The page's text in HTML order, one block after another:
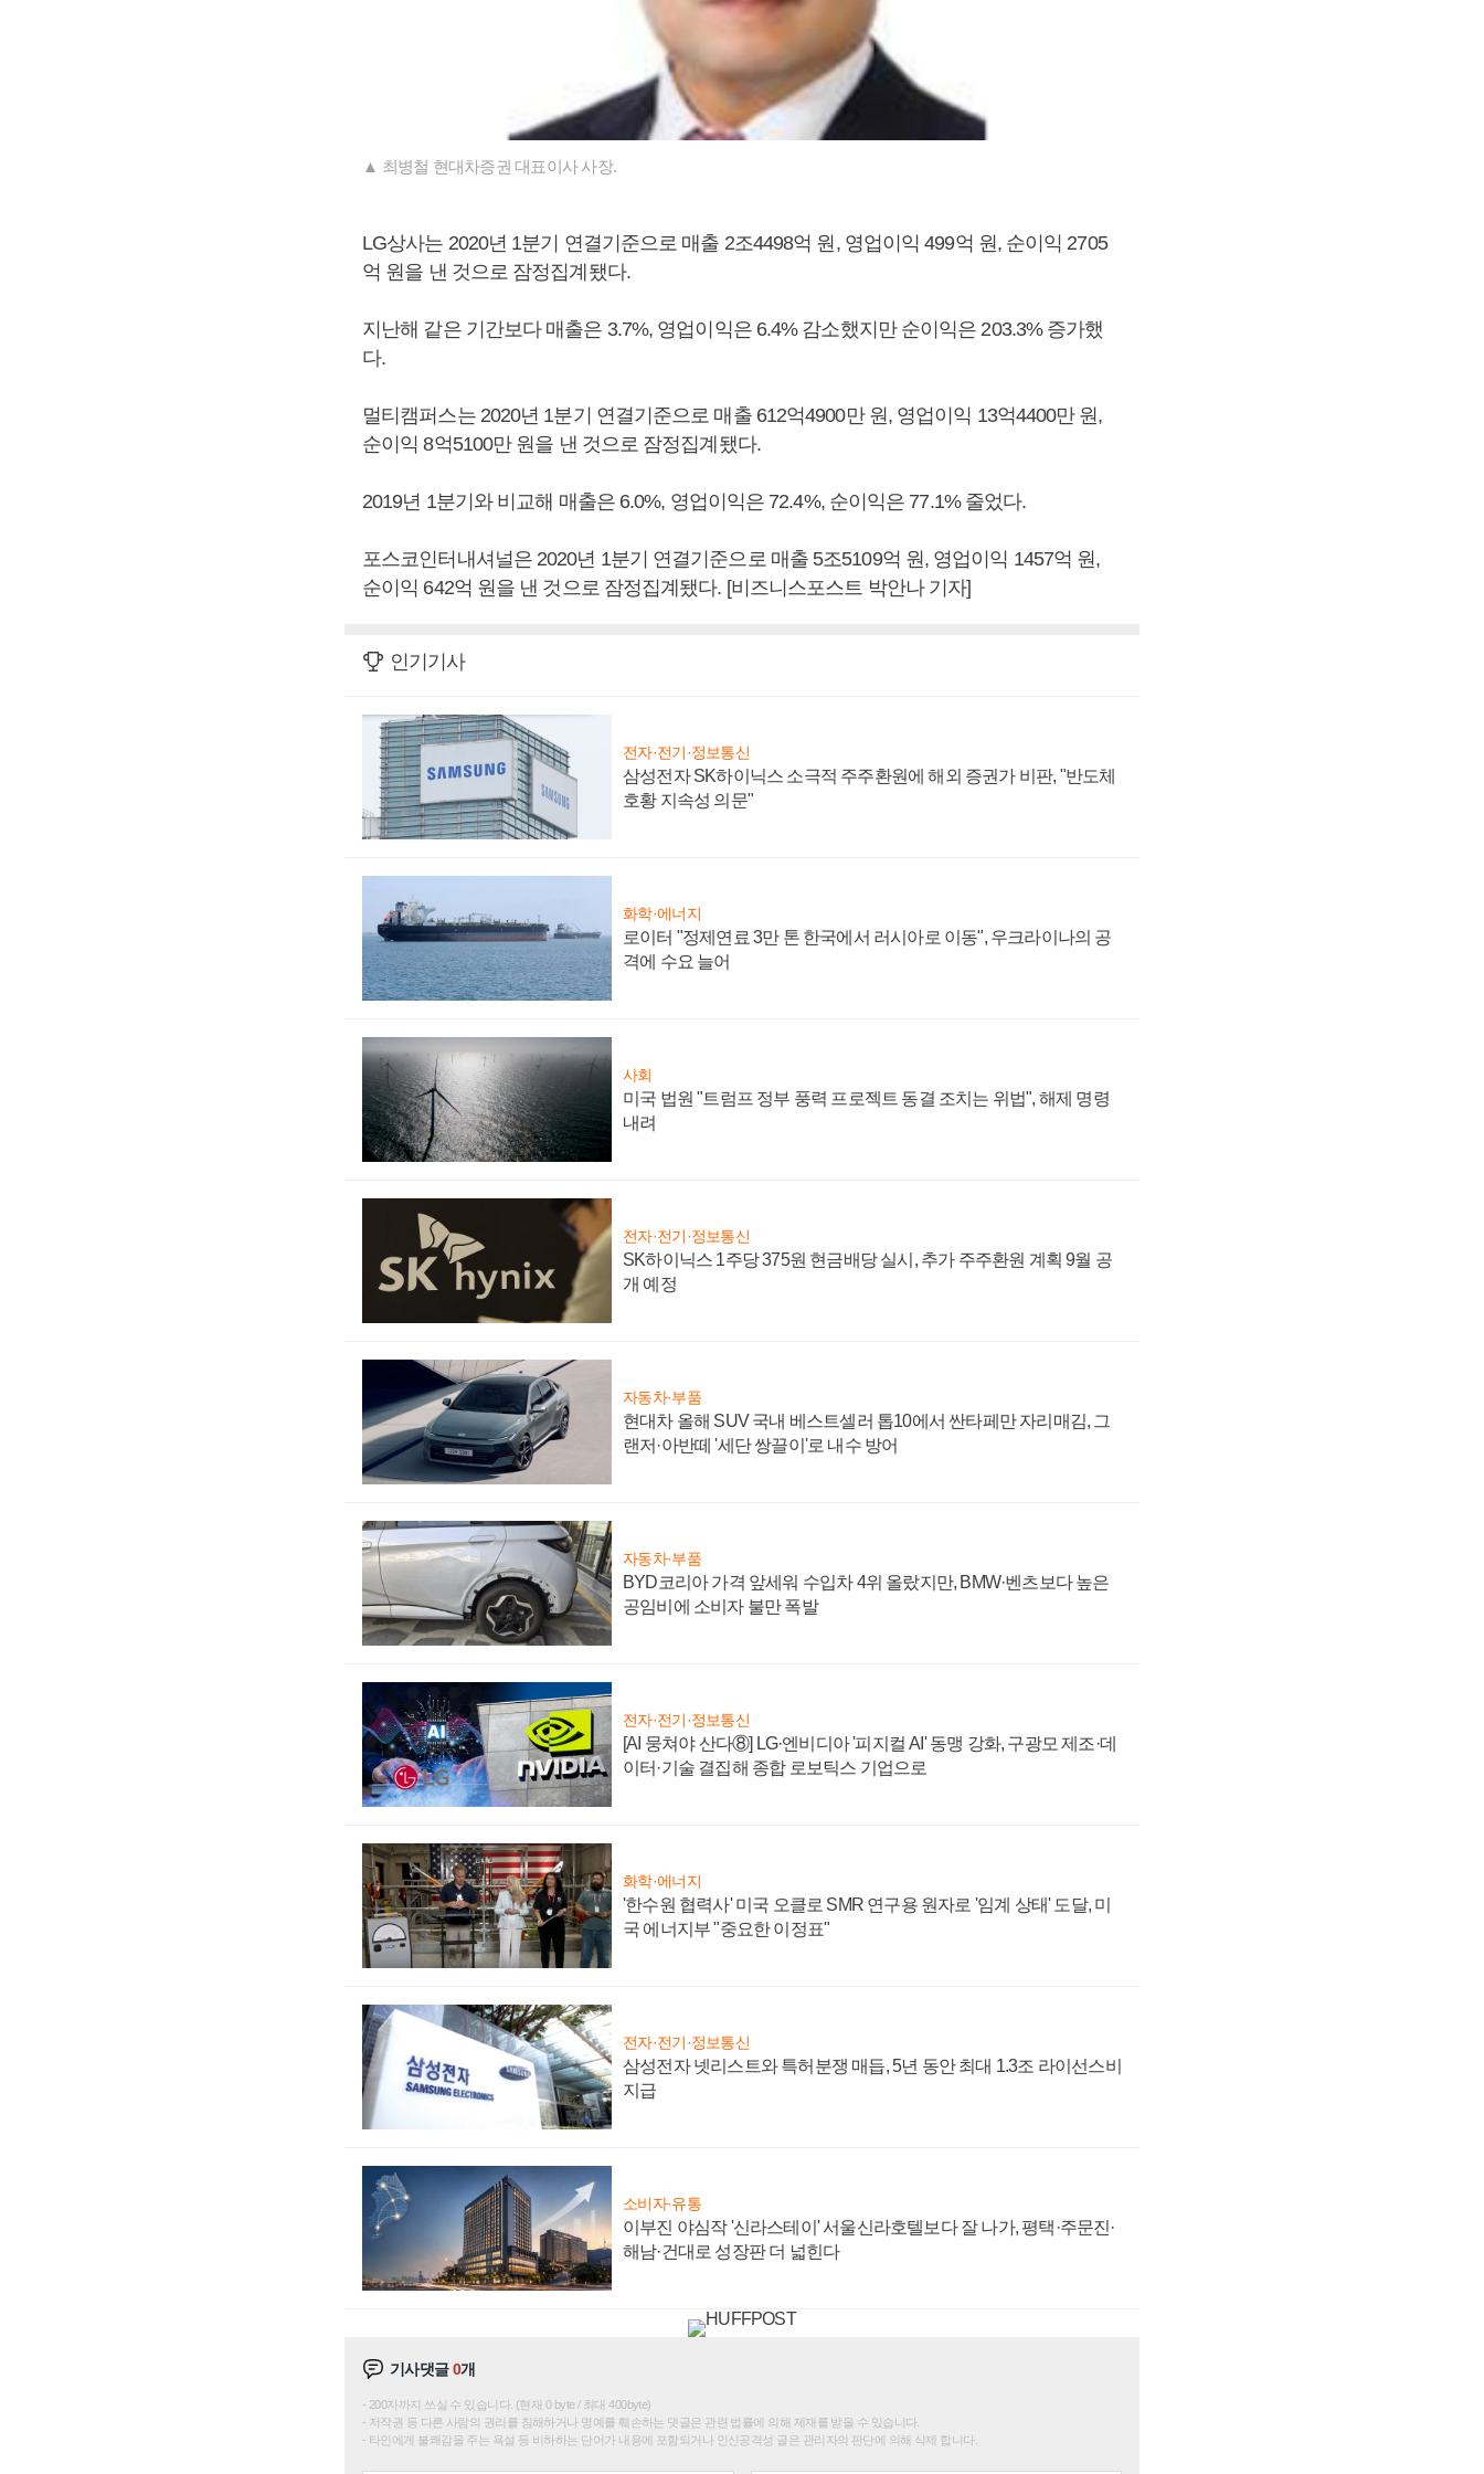
▲ 최병철 현대차증권 대표이사 사장.
LG상사는 2020년 1분기 연결기준으로 매출 2조4498억 원, 영업이익 499억 원, 순이익 2705
억 원을 낸 것으로 잠정집계됐다.
지난해 같은 기간보다 매출은 3.7%, 영업이익은 6.4% 감소했지만 순이익은 203.3% 증가했
다.
멀티캠퍼스는 2020년 1분기 연결기준으로 매출 612억4900만 원, 영업이익 13억4400만 원,
순이익 8억5100만 원을 낸 것으로 잠정집계됐다.
2019년 1분기와 비교해 매출은 6.0%, 영업이익은 72.4%, 순이익은 77.1% 줄었다.
포스코인터내셔널은 2020년 1분기 연결기준으로 매출 5조5109억 원, 영업이익 1457억 원,
순이익 642억 원을 낸 것으로 잠정집계됐다. [비즈니스포스트 박안나 기자]
인기기사
전자·전기·정보통신
삼성전자 SK하이닉스 소극적 주주환원에 해외 증권가 비판, "반도체
호황 지속성 의문"
화학·에너지
로이터 "정제연료 3만 톤 한국에서 러시아로 이동", 우크라이나의 공
격에 수요 늘어
사회
미국 법원 "트럼프 정부 풍력 프로젝트 동결 조치는 위법", 해제 명령
내려
전자·전기·정보통신
SK하이닉스 1주당 375원 현금배당 실시, 추가 주주환원 계획 9월 공
개 예정
자동차·부품
현대차 올해 SUV 국내 베스트셀러 톱10에서 싼타페만 자리매김, 그
랜저·아반떼 '세단 쌍끌이'로 내수 방어
자동차·부품
BYD코리아 가격 앞세워 수입차 4위 올랐지만, BMW·벤츠보다 높은
공임비에 소비자 불만 폭발
전자·전기·정보통신
[AI 뭉쳐야 산다⑧] LG·엔비디아 '피지컬 AI' 동맹 강화, 구광모 제조·데
이터·기술 결집해 종합 로보틱스 기업으로
화학·에너지
'한수원 협력사' 미국 오클로 SMR 연구용 원자로 '임계 상태' 도달, 미
국 에너지부 "중요한 이정표"
전자·전기·정보통신
삼성전자 넷리스트와 특허분쟁 매듭, 5년 동안 최대 1.3조 라이선스비
지급
소비자·유통
이부진 야심작 '신라스테이' 서울신라호텔보다 잘 나가, 평택·주문진·
해남·건대로 성장판 더 넓힌다
기사댓글0개
200자까지 쓰실 수 있습니다. (현재 0 byte / 최대 400byte)
저작권 등 다른 사람의 권리를 침해하거나 명예를 훼손하는 댓글은 관련 법률에 의해 제재를 받을 수 있습니다.
타인에게 불쾌감을 주는 욕설 등 비하하는 단어가 내용에 포함되거나 인신공격성 글은 관리자의 판단에 의해 삭제 합니다.